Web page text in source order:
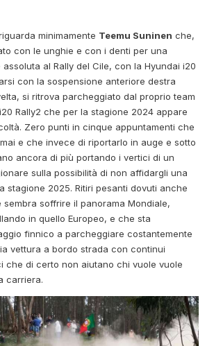
minimamente Teemu Suninen che,
con le unghie e con i denti per una
al Rally del Cile, con la Hyundai i20
con la sospensione anteriore destra
si ritrova parcheggiato dal proprio team
Rally2 che per la stagione 2024 appare
Zero punti in cinque appuntamenti che
e che invece di riportarlo in auge e sotto
ancora di più portando i vertici di un
sulla possibilità di non affidargli una
stagione 2025. Ritiri pesanti dovuti anche
soffrire il panorama Mondiale,
in quello Europeo, e che sta
finnico a parcheggiare costantemente
vettura a bordo strada con continui
che di certo non aiutano chi vuole vuole
carriera.